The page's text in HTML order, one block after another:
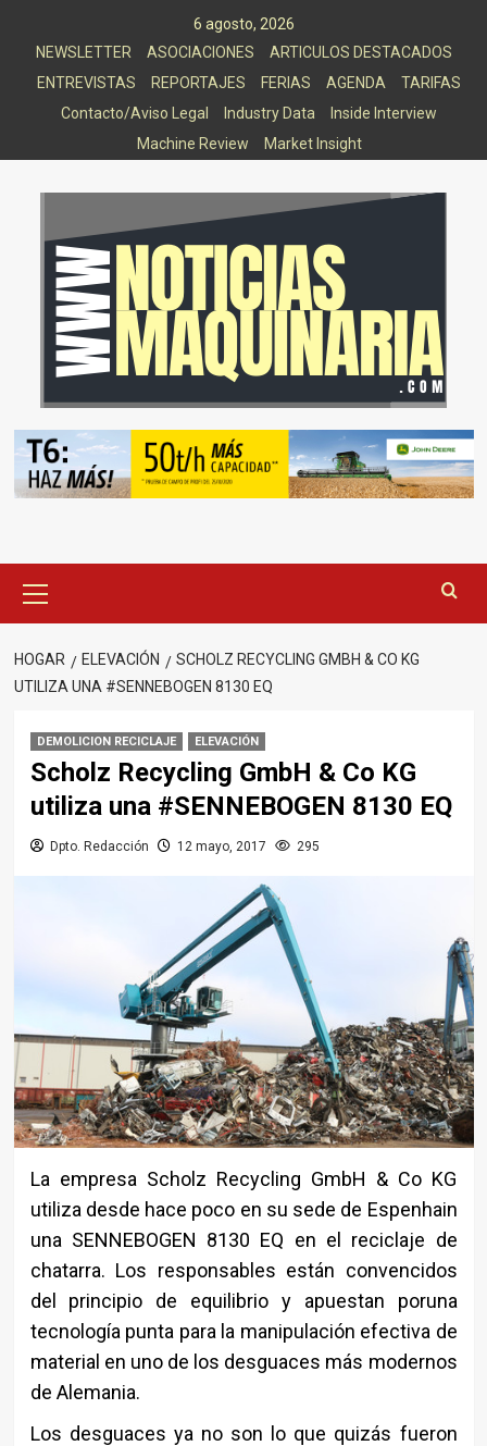
6 agosto, 2026
NEWSLETTER
ASOCIACIONES
ARTICULOS DESTACADOS
ENTREVISTAS
REPORTAJES FERIAS AGENDA
TARIFAS
Contacto/Aviso Legal
Industry Data
Inside Interview
Machine Review
Market Insight
principal
HOGAR ELEVACIÓN
SCHOLZ RECYCLING GMBH & CO KG
UTILIZA UNA #SENNEBOGEN 8130 EQ
DEMOLICION RECICLAJE ELEVACIÓN
Scholz Recycling GmbH & Co KG
utiliza una #SENNEBOGEN 8130 EQ
Dpto. Redacción 12 mayo, 2017 295
La empresa Scholz Recycling GmbH & Co KG
utiliza desde hace poco en su sede de Espenhain
una SENNEBOGEN 8130 EQ en el reciclaje de
chatarra. Los responsables están convencidos
del principio de equilibrio y apuestan poruna
tecnología punta para la manipulación efectiva de
material en uno de los desguaces más modernos
de Alemania.
Los desguaces ya no son lo que quizás fueron